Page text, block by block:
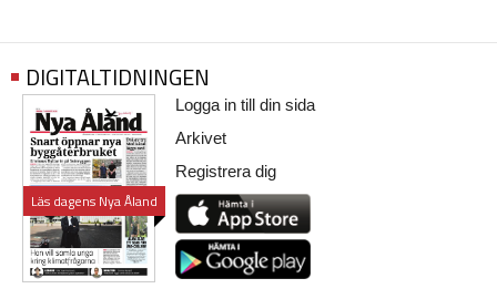
DIGITALTIDNINGEN
Läs dagens Nya Åland
Logga in till din sida
Arkivet
Registrera dig